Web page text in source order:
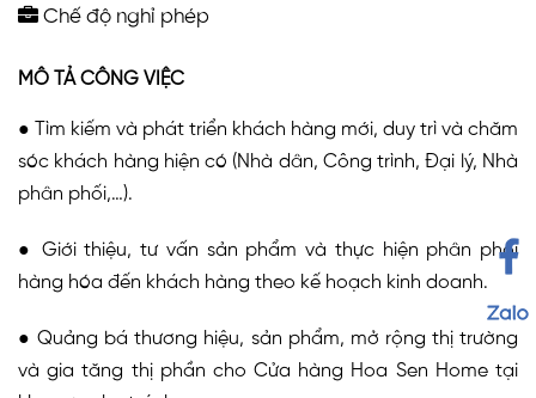
Chế độ nghỉ phép
MÔ TẢ CÔNG VIỆC
● Tìm kiếm và phát triển khách hàng mới, duy trì và chăm
sóc khách hàng hiện có (Nhà dân, Công trình, Đại lý, Nhà
phân phối,…).
● Giới thiệu, tư vấn sản phẩm và thực hiện phân phối
hàng hóa đến khách hàng theo kế hoạch kinh doanh.
● Quảng bá thương hiệu, sản phẩm, mở rộng thị trường
và gia tăng thị phần cho Cửa hàng Hoa Sen Home tại